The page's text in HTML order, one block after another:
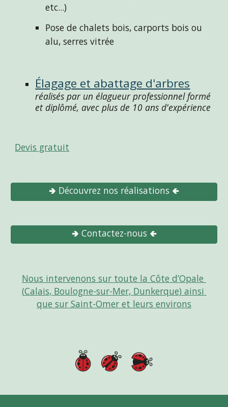
etc...)
Pose de chalets bois, carports bois ou
alu, serres vitrée
Élagage et abattage d'arbres
réalisés par un élagueur professionnel formé
et diplômé, avec plus de 10 ans d'expérience
Devis gratuit
🢂 Découvrez nos réalisations 🢀
🢂 Contactez-nous 🢀
Nous intervenons sur toute la Côte d’Opale
(Calais, Boulogne-sur-Mer, Dunkerque) ainsi
que sur Saint-Omer et leurs environs